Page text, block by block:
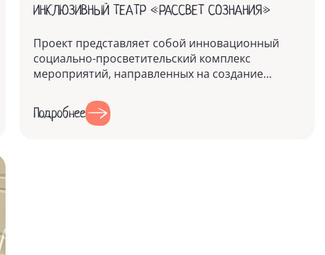
ИНКЛЮЗИВНЫЙ ТЕАТР «РАССВЕТ СОЗНАНИЯ»
Проект представляет собой инновационный
социально-просветительский комплекс
мероприятий, направленных на создание
объедин...
Подробнее